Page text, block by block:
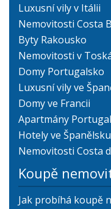
Luxusní vily v Itálii
Nemovitosti Costa
Byty Rakousko
Nemovitosti v
Domy Portugalsko
Luxusní vily ve
Domy ve Francii
Apartmány
Hotely ve
Nemovitosti Costa
Koupě
Jak probíhá koupě